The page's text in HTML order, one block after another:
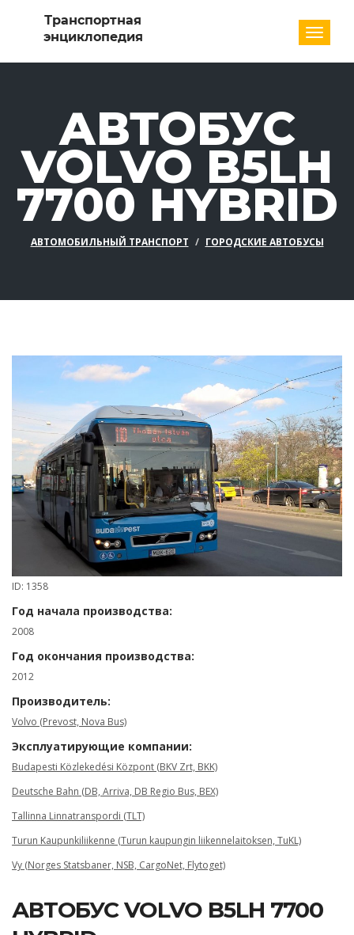
АВТОБУС
VOLVO B5LH
7700 HYBRID
АВТОМОБИЛЬНЫЙ ТРАНСПОРТ ГОРОДСКИЕ АВТОБУСЫ
ID: 1358
Год начала производства:
2008
Год окончания производства:
2012
Производитель:
Volvo (Prevost, Nova Bus)
Эксплуатирующие компании:
Budapesti Közlekedési Központ (BKV Zrt, BKK)
Deutsche Bahn (DB, Arriva, DB Regio Bus, BEX)
Tallinna Linnatranspordi (TLT)
Turun Kaupunkiliikenne (Turun kaupungin liikennelaitoksen, TuKL)
Vy (Norges Statsbaner, NSB, CargoNet, Flytoget)
АВТОБУС VOLVO B5LH 7700